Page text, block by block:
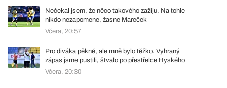
Nečekal jsem, že něco takového zažiju. Na tohle
nikdo nezapomene, žasne Mareček
Včera, 20:57
Pro diváka pěkné, ale mně bylo těžko. Vyhraný
zápas jsme pustili, štvalo po přestřelce Hyského
Včera, 20:30